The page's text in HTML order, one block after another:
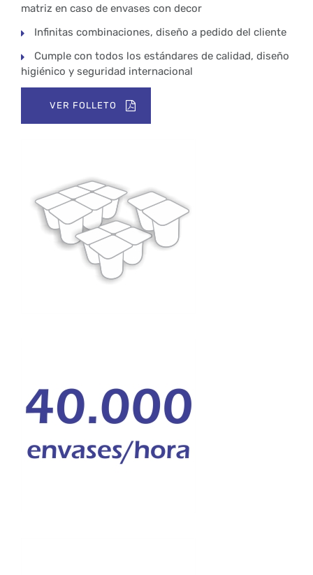
matriz en caso de envases con decor
Infinitas combinaciones, diseño a pedido del cliente
Cumple con todos los estándares de calidad, diseño
higiénico y seguridad internacional
VER FOLLETO